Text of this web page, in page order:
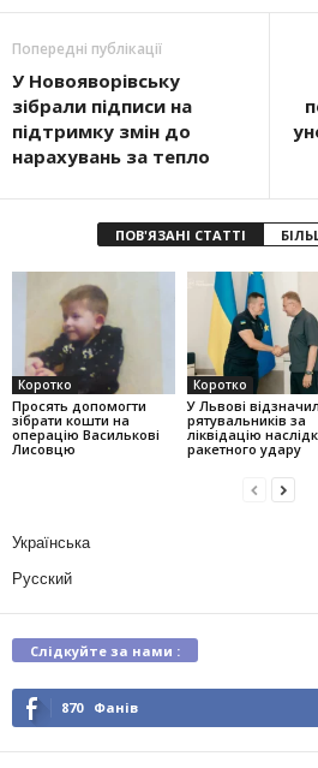
Попередні публікації
У Новояворівську
зібрали підписи на
підтримку змін до
нарахувань за тепло
ПОВ'ЯЗАНІ СТАТТІ
Коротко
Просять допомогти
зібрати кошти на
операцію Василькові
Лисовцю
Коротко
У Львові
рятувальників за
ліквідацію
ракетного удару
Українська
Русский
Слідкуйте за нами :
870 Фанів